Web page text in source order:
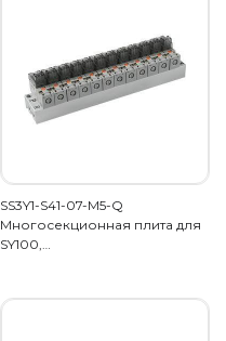
SS3Y1-S41-07-M5-Q
Многосекционная плита для
SY100,…